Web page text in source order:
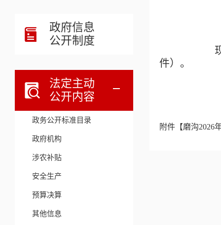
政府信息
公开制度
法定主动
公开内容
政务公开标准目录
政府机构
涉农补贴
安全生产
预算决算
其他信息
现将
件）。
附件【磨沟2026